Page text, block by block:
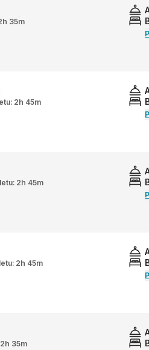
35m
2h 45m
2h 45m
2h 45m
35m